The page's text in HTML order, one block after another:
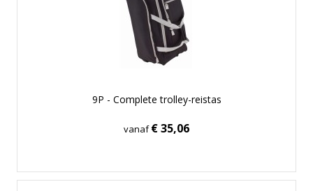
9P - Complete trolley-reistas
vanaf€ 35,06